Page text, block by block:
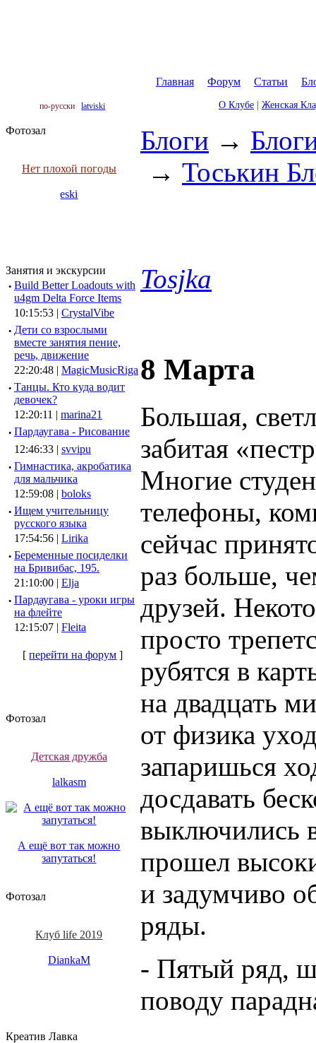
Главная Форум Статьи
по-русски latviski О Клубе Женская
Фотозал
Нет плохой погоды
eski
Занятия и экскурсии
· Build Better Loadouts with
u4gm Delta Force Items
10:15:53 | CrystalVibe
· Дети со взрослыми
вместе занятия пение,
речь, движение
22:20:48 | MagicMusicRiga
· Танцы. Кто куда водит
девочек?
12:20:11 | marina21
· Пардаугава - Рисование
12:46:33 | svvipu
· Гимнастика, акробатика
для мальчика
12:59:08 | boloks
· Ищем учительницу
русского языка
17:54:56 | Lirika
· Беременные посиделки
на Бривибас, 195.
21:10:00 | Elja
· Пардаугава - уроки игры
на флейте
12:15:07 | Fleita
[перейти на форум ]
Фотозал
Детская дружба
lalkasm
А ещё вот так можно
запутаться!
Фотозал
Клуб life 2019
DiankaM
Креатив Лавка
Блоги →
→ Тоськин
Tosjka
8 Марта
Большая,
забитая
Многие
телефоны,
сейчас
раз больше,
друзей.
просто
рубятся в
на двадцать
от физика
запаришься
досдавать
выключились
прошел
и задумчиво
ряды.
- Пятый ряд,
поводу